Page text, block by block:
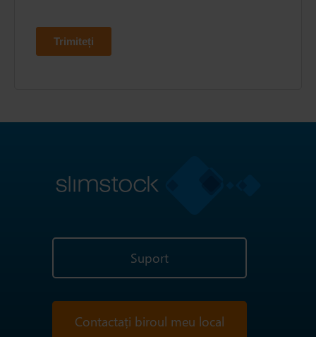
Suport
Contactați biroul meu local